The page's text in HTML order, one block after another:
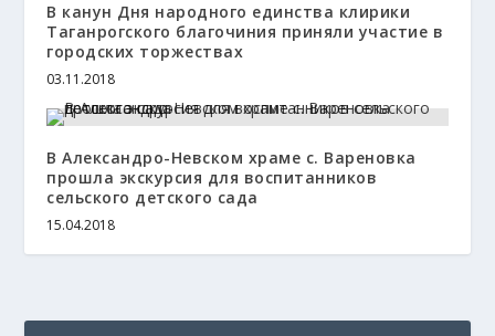
В канун Дня народного единства клирики
Таганрогского благочиния приняли участие в
городских торжествах
03.11.2018
В Александро-Невском храме с. Вареновка
прошла экскурсия для воспитанников
сельского детского сада
15.04.2018